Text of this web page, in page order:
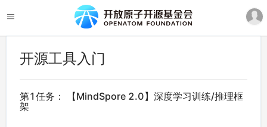
开源工具入门
第1任务： 【MindSpore 2.0】深度学习训练/推理框
架